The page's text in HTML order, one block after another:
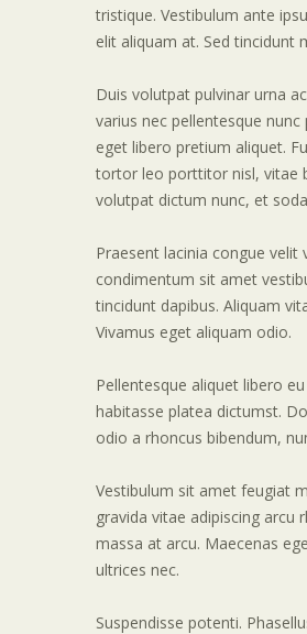
tristique. Vestibulum ante
elit aliquam at. Sed tincidunt
Duis volutpat pulvinar urna
varius nec pellentesque
eget libero pretium aliquet.
tortor leo porttitor nisl, vitae
volutpat dictum nunc, et
Praesent lacinia congue
condimentum sit amet
tincidunt dapibus. Aliquam
Vivamus eget aliquam odio.
Pellentesque aliquet libero
habitasse platea dictumst.
odio a rhoncus bibendum,
Vestibulum sit amet feugiat
gravida vitae adipiscing
massa at arcu. Maecenas
ultrices nec.
Suspendisse potenti.